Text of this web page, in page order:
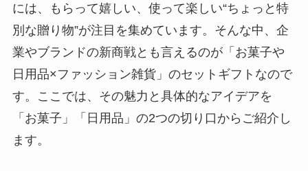
には、もらって嬉しい、使って楽しい“ちょっと特
別な贈り物”が注目を集めています。そんな中、企
業やブランドの新商戦とも言えるのが「お菓子や
日用品×ファッション雑貨」のセットギフトなので
す。ここでは、その魅力と具体的なアイデアを
「お菓子」「日用品」の2つの切り口からご紹介し
ます。